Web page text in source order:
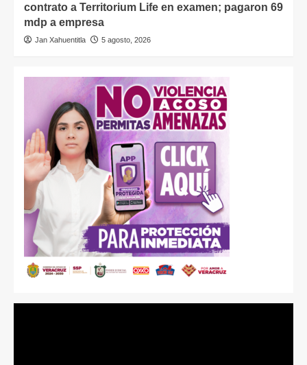
contrato a Territorium Life en examen; pagaron 69
mdp a empresa
Jan Xahuentitla 5 agosto, 2026